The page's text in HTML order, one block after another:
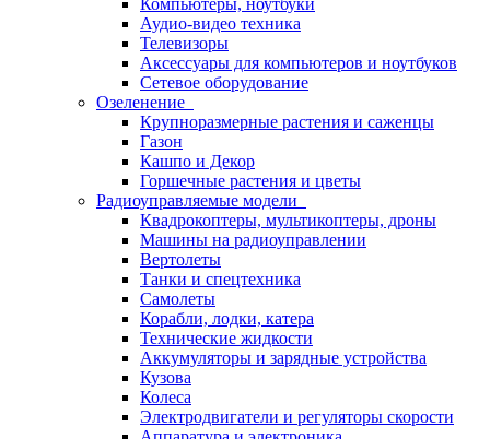
Компьютеры, ноутбуки
Аудио-видео техника
Телевизоры
Аксессуары для компьютеров и ноутбуков
Сетевое оборудование
Озеленение
Крупноразмерные растения и саженцы
Газон
Кашпо и Декор
Горшечные растения и цветы
Радиоуправляемые модели
Квадрокоптеры, мультикоптеры, дроны
Машины на радиоуправлении
Вертолеты
Танки и спецтехника
Самолеты
Корабли, лодки, катера
Технические жидкости
Аккумуляторы и зарядные устройства
Кузова
Колеса
Электродвигатели и регуляторы скорости